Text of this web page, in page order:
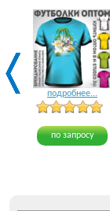
подробнее...
по запросу